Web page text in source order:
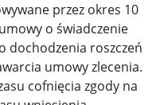
przez okres 10
o świadczenie
dochodzenia roszczeń
umowy zlecenia.
cofnięcia zgody na